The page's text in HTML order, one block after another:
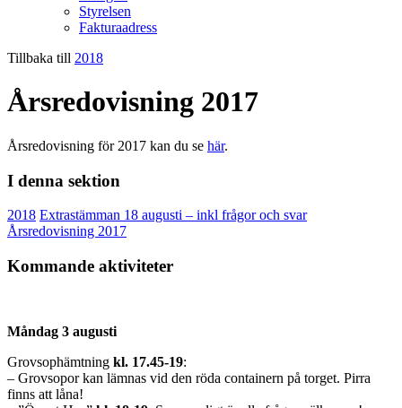
Styrelsen
Fakturaadress
Tillbaka till 2018
Årsredovisning 2017
Årsredovisning för 2017 kan du se här.
I denna sektion
2018 Extrastämman 18 augusti – inkl frågor och svar
Årsredovisning 2017
Kommande aktiviteter
Måndag 3 augusti
Grovsophämtning kl. 17.45-19:
– Grovsopor kan lämnas vid den röda containern på torget. Pirra
finns att låna!